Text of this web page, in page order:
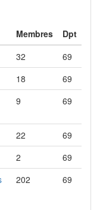
Membres
Dpt
32
69
18
69
9 69
22
69
2
69
202 69